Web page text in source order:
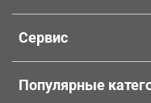
Сервис
Популярные